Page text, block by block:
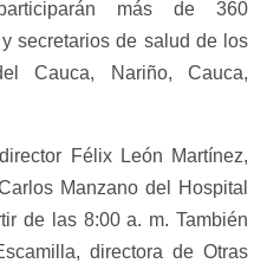
más de 360
secretarios de salud de los
Cauca, Nariño, Cauca,
Félix León Martínez,
Manzano del Hospital
de las 8:00 a. m. También
directora de Otras